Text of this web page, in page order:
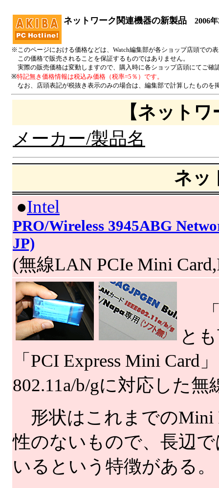
ネットワーク関連機器の新製品 2006年
※このページにおける価格などは、Watch編集部が各ショップ店頭での
この価格で販売されることを保証するものではありません。
実際の販売価格は変動しますので、購入時に各ショップ店頭にてご確
※特記無き価格情報は税込み価格（税率=5％）です。
なお、店頭表記が税抜き表示のみの場合は、編集部で計算したものを
【ネット
メーカー/製品名
ネッ
●Intel
PRO/Wireless 3945ABG
JP)
(無線LAN PCIe Mini
「
と
「PCI Express Mini
802.11a/b/gに対応した
形状はこれまでのMini
性のないもので、長辺
いるという特徴がある。